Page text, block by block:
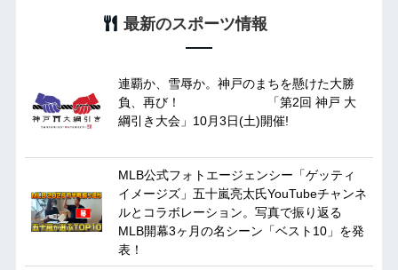
最新のスポーツ情報
連覇か、雪辱か。神戸のまちを懸けた大勝
負、再び！ 「第2回 神戸 大
綱引き大会」10月3日(土)開催!
MLB公式フォトエージェンシー「ゲッティ
イメージズ」五十嵐亮太氏YouTubeチャンネ
ルとコラボレーション。写真で振り返る
MLB開幕3ヶ月の名シーン「ベスト10」を発
表！